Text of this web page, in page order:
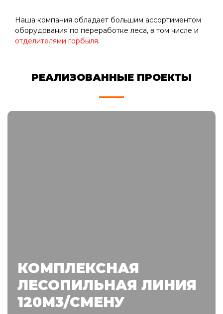
Наша компания обладает большим ассортиментом
оборудования по переработке леса, в том числе и
отделителями горбыля.
РЕАЛИЗОВАННЫЕ ПРОЕКТЫ
КОМПЛЕКСНАЯ
ЛЕСОПИЛЬНАЯ ЛИНИЯ
120М3/СМЕНУ